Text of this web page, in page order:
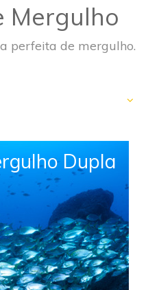
Mergulho
perfeita de mergulho.
Dupla